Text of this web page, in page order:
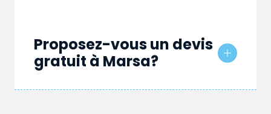
Proposez-vous un devis
gratuit à Marsa?